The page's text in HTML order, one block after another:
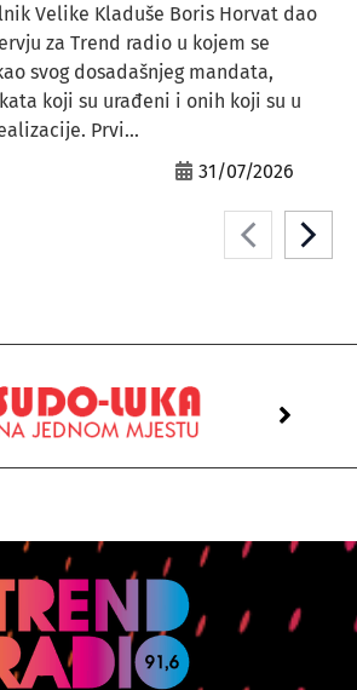
Velike Kladuše Boris Horvat dao
za Trend radio u kojem se
svog dosadašnjeg mandata,
koji su urađeni i onih koji su u
Prvi...
31/07/2026